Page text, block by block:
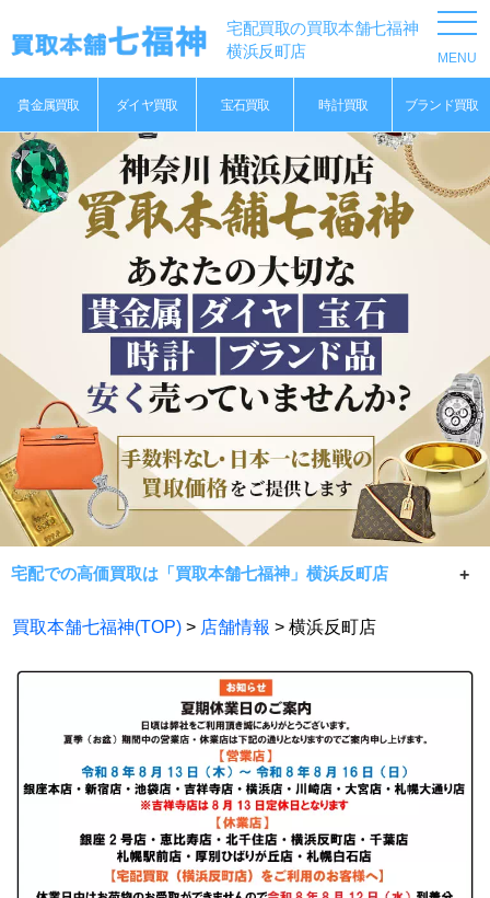
宅配買取の買取本舗七福神
横浜反町店
貴金属買取 ダイヤ買取 宝石買取 時計買取 ブランド買取
宅配での高価買取は「買取本舗七福神」横浜反町店
宅配での高価買取は査定料・手数料無料の七福神へ！当店
店は店頭買取も行っております。横浜反町駅より徒歩2分の
アクセス！店頭、宅配買取なら買取本舗七福神 横浜反町店
にお任せ下さい。
買取本舗七福神(TOP) > 店舗情報 > 横浜反町店